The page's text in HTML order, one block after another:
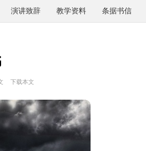
演讲致辞 教学资料 条据书信
下载本文